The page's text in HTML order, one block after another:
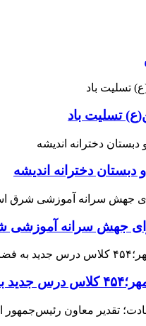
تسلیت باد
دخترانه اندیشه
شرق استان/
می‌شود